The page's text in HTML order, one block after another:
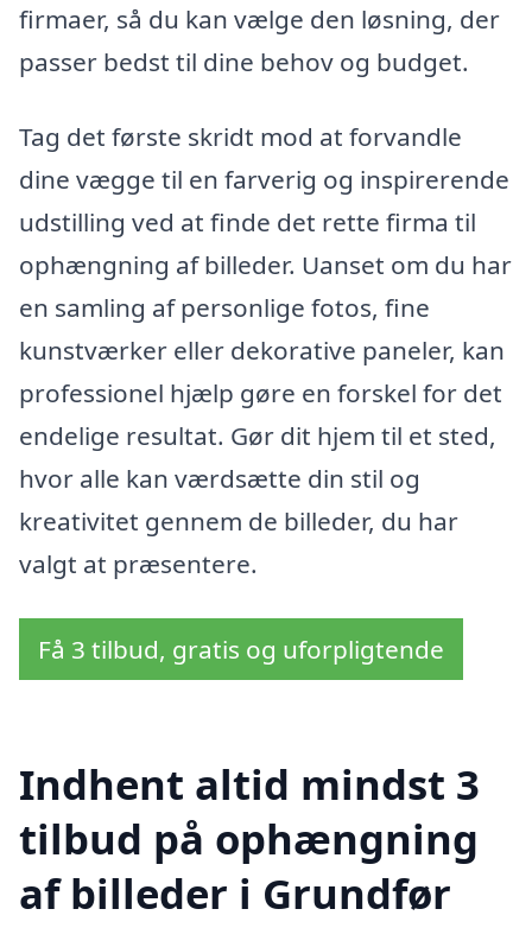
firmaer, så du kan vælge den løsning, der
passer bedst til dine behov og budget.
Tag det første skridt mod at forvandle
dine vægge til en farverig og inspirerende
udstilling ved at finde det rette firma til
ophængning af billeder. Uanset om du har
en samling af personlige fotos, fine
kunstværker eller dekorative paneler, kan
professionel hjælp gøre en forskel for det
endelige resultat. Gør dit hjem til et sted,
hvor alle kan værdsætte din stil og
kreativitet gennem de billeder, du har
valgt at præsentere.
Få 3 tilbud, gratis og uforpligtende
Indhent altid mindst 3
tilbud på ophængning
af billeder i Grundfør